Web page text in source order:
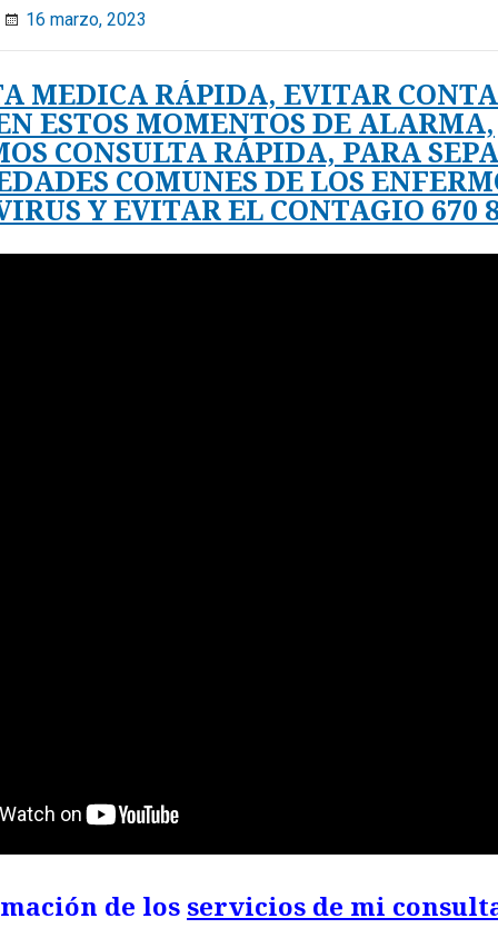
16 marzo, 2023
MEDICA RÁPIDA, EVITAR
ESTOS MOMENTOS DE ALARMA,
CONSULTA RÁPIDA, PARA
COMUNES DE LOS
Y EVITAR EL CONTAGIO 670
de los servicios de mi